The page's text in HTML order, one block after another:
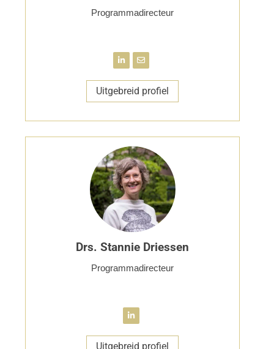
Programmadirecteur
Uitgebreid profiel
Drs. Stannie Driessen
Programmadirecteur
Uitgebreid profiel